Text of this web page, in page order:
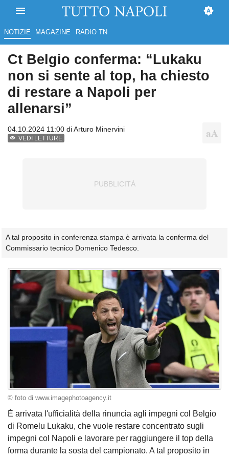
NOTIZIE MAGAZINE RADIO TN
Ct Belgio conferma: “Lukaku
non si sente al top, ha chiesto
di restare a Napoli per
allenarsi”
04.10.2024 11:00 diArturo Minervini
VEDI LETTURE
A tal proposito in conferenza stampa è arrivata la conferma del
Commissario tecnico Domenico Tedesco.
© foto di www.imagephotoagency.it
È arrivata l'ufficialità della rinuncia agli impegni col Belgio
di Romelu Lukaku, che vuole restare concentrato sugli
impegni col Napoli e lavorare per raggiungere il top della
forma durante la sosta del campionato. A tal proposito in